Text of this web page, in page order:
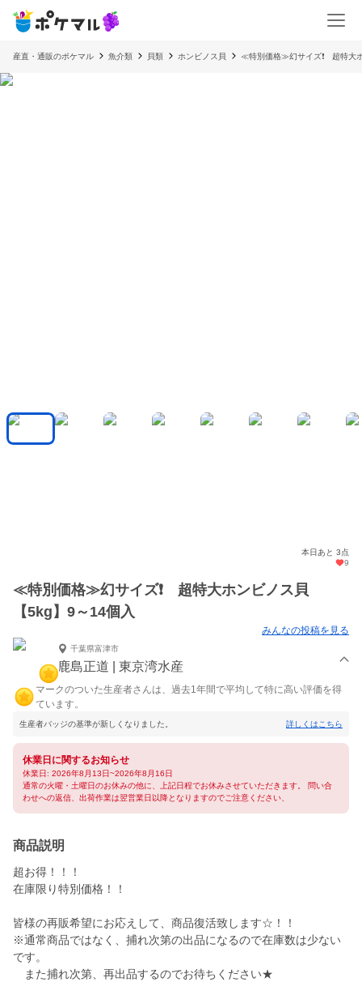
産直・通販のポケマル 魚介類 貝類 ホンビノス貝 ≪特別価格≫幻サイズ❗️ 超特大
本日あと 3点
9
≪特別価格≫幻サイズ❗️ 超特大ホンビノス貝
【5kg】9～14個入
みんなの投稿を見る
千葉県富津市
鹿島正道 | 東京湾水産
マークのついた生産者さんは、過去1年間で平均して特に高い評価を得
ています。
生産者バッジの基準が新しくなりました。 詳しくはこちら
休業日に関するお知らせ
休業日: 2026年8月13日~2026年8月16日
通常の火曜・土曜日のお休みの他に、上記日程でお休みさせていただきます。 問い合
わせへの返信、出荷作業は翌営業日以降となりますのでご注意ください、
商品説明
超お得！！！
在庫限り特別価格！！
皆様の再販希望にお応えして、商品復活致します☆！！
※通常商品ではなく、捕れ次第の出品になるので在庫数は少ない
です。
また捕れ次第、再出品するのでお待ちください★